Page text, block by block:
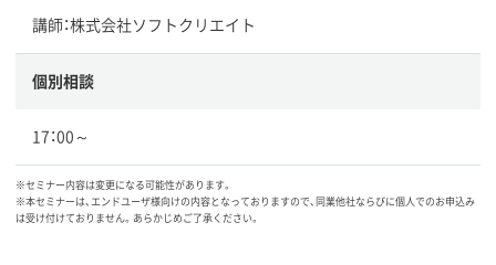
講師：株式会社ソフトクリエイト
個別相談
17：00～
※セミナー内容は変更になる可能性があります。
※本セミナーは、エンドユーザ様向けの内容となっておりますので、同業他社ならびに個人でのお申込み
は受け付けておりません。あらかじめご了承ください。